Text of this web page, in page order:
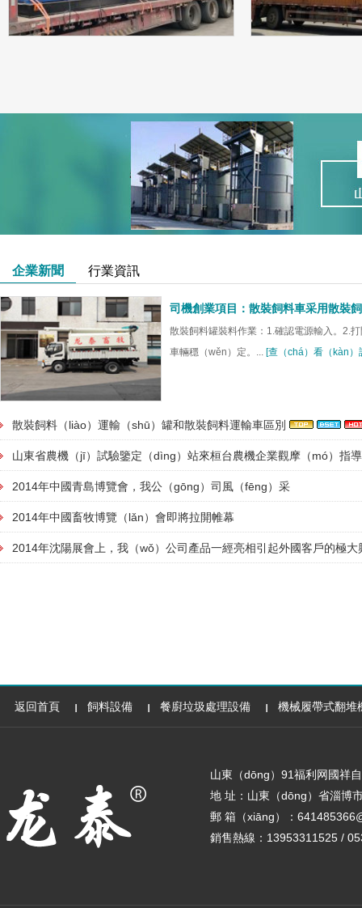
企業新聞 行業資訊
散裝飼料罐裝料作業：1.確認電源輸入。2.
車輛穩（wěn）定。... [查（chá）看（kàn）
散裝飼料（liào）運輸（shū）罐和散裝飼料運輸車區別
山東省農機（jī）試驗鑒定（dìng）站來桓台農機企業觀摩（mó）指
2014年中國青島博覽會，我公（gōng）司風（fēng）采
2014年中國畜牧博覽（lǎn）會即將拉開帷幕
2014年沈陽展會上，我（wǒ）公司產品一經亮相引起外國客戶的極大
返回首頁 飼料設備 餐廚垃圾處理設備 機械履帶式翻堆
山東（dōng）91福利网國祥
地 址：山東（dōng）省淄博
郵 箱（xiāng）：
銷售熱線：13953311525 /